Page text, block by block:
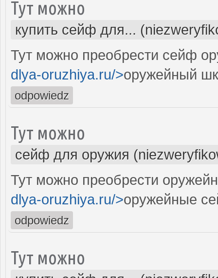
Тут можно
купить сейф для...
Тут можно преобрести сейф
dlya-oruzhiya.ru/>оружейный
odpowiedz
Тут можно
сейф для оружия
Тут можно преобрести
dlya-oruzhiya.ru/>оружейные
odpowiedz
Тут можно